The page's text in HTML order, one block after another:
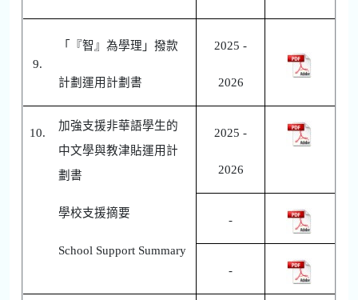
9.
「『智』為學理」撥款
計劃運用計劃書
2025 -
2026
10.
加強支援非華語學生的
中文學與教津貼運用計
劃書
學校支援摘要
School Support Summary
2025 -
2026
-
-